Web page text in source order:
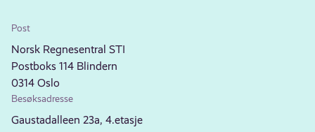
Post
Norsk Regnesentral STI
Postboks 114 Blindern
0314 Oslo
Besøksadresse
Gaustadalleen 23a, 4.etasje